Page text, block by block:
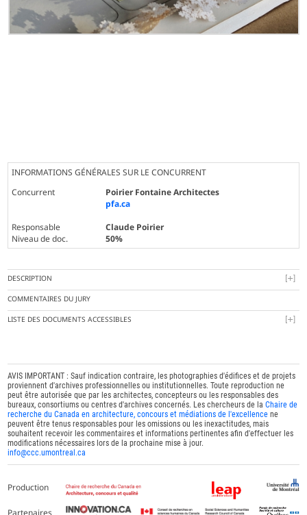
INFORMATIONS GÉNÉRALES SUR LE CONCURRENT
Concurrent
Poirier Fontaine Architectes
pfa.ca
Responsable
Claude Poirier
Niveau de doc.
50%
DESCRIPTION
COMMENTAIRES DU JURY
LISTE DES DOCUMENTS ACCESSIBLES
AVIS IMPORTANT : Sauf indication contraire, les photographies d'édifices et de projets
proviennent d'archives professionnelles ou institutionnelles. Toute reproduction ne
peut être autorisée que par les architectes, concepteurs ou les responsables des
bureaux, consortiums ou centres d'archives concernés. Les chercheurs de laChaire de
recherche du Canada en architecture, concours et médiations de l'excellence ne
peuvent être tenus responsables pour les omissions ou les inexactitudes, mais
souhaitent recevoir les commentaires et informations pertinentes afin d'effectuer les
modifications nécessaires lors de la prochaine mise à jour.
info@ccc.umontreal.ca
Production
Partenaires